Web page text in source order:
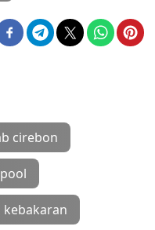
cirebon
kebakaran